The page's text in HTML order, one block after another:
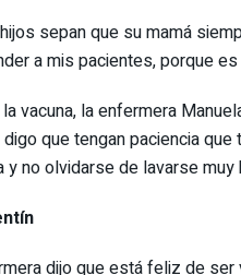
sepan que su mamá
a mis pacientes, porque
vacuna, la enfermera
que tengan paciencia
y no olvidarse de lavarse
dijo que está feliz de